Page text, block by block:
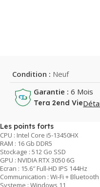
Condition : Neuf
Garantie : 6 Mois
Tera 2end Vie
Les points forts
CPU : Intel Core i5-13450HX
RAM : 16 Gb DDR5
Stockage : 512 Go SSD
GPU : NVIDIA RTX 3050 6G
Ecran : 15.6″ Full-HD IPS 144Hz
Communication : Wi-Fi + Bluetooth
Systeme : Windows 11